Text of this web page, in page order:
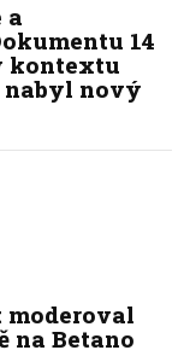
a
14
kontextu
nabyl nový
moderoval
na Betano